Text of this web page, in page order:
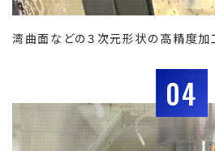
湾曲面などの３次元形状の高精度加
04